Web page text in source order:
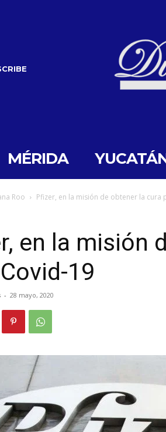
MÉRIDA
Roo Pfizer, en la misión de obtener la cura
en la misión
19
- 28 mayo, 2020